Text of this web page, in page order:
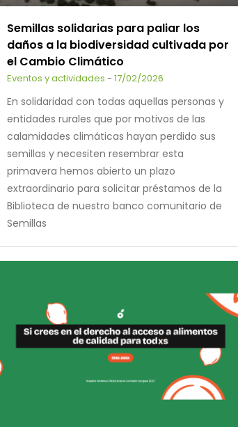
Semillas solidarias para paliar los
daños a la biodiversidad cultivada por
el Cambio Climático
Eventos y actividades - 17/02/2026
En solidaridad con todas aquellas personas y
entidades rurales que por motivos de las
calamidades climáticas hayan perdido sus
semillas y necesiten resembrar esta
primavera hemos abierto un plazo
extraordinario para solicitar préstamos de la
Biblioteca de nuestro banco comunitario de
Semillas